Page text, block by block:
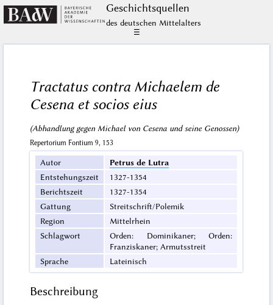
Geschichts­quellen
des deutschen Mittelalters
☰
Tractatus contra Michaelem de
Cesena et socios eius
(Abhandlung gegen Michael von Cesena und seine Genossen)
Repertorium Fontium 9, 153
Autor
Petrus de Lutra
Entstehungszeit
1327-1354
Berichtszeit
1327-1354
Gattung
Streitschrift/Polemik
Region
Mittelrhein
Schlagwort
Orden: Dominikaner; Orden:
Franziskaner; Armutsstreit
Sprache
Lateinisch
Beschreibung